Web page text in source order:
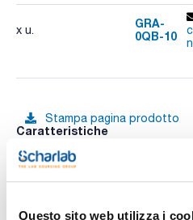
Questo sito web utilizza i
x u.
GRA-
0QB-10
Stampa pagina prodotto
Caratteristiche
diametro 10 mm, profondità di
Per modello : QBD1, QBD2,
Conf. (unità) :